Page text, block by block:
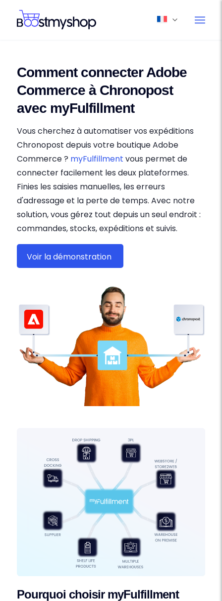
Comment connecter Adobe
Commerce à Chronopost
avec myFulfillment
Vous cherchez à automatiser vos expéditions
Chronopost depuis votre boutique Adobe
Commerce ? myFulfillment vous permet de
connecter facilement les deux plateformes.
Finies les saisies manuelles, les erreurs
d'adressage et la perte de temps. Avec notre
solution, vous gérez tout depuis un seul endroit :
commandes, stocks, expéditions et suivis.
Voir la démonstration
Pourquoi choisir myFulfillment